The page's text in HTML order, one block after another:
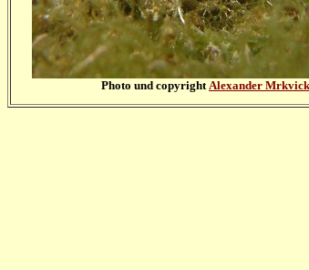
Photo und copyrightAlexander